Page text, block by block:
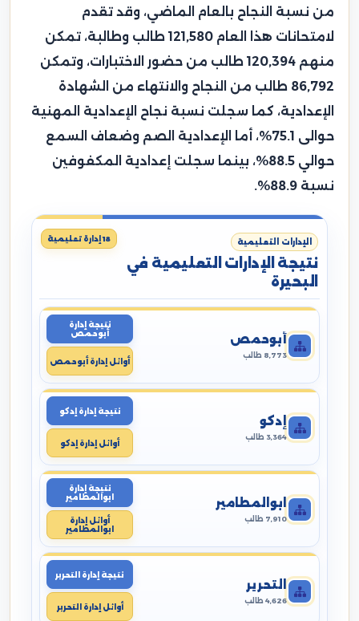
من نسبة النجاح بالعام الماضي، وقد تقدم
لامتحانات هذا العام 121,580 طالب وطالبة، تمكن
منهم 120,394 طالب من حضور الاختبارات، وتمكن
86,792 طالب من النجاح والانتهاء من الشهادة
الإعدادية، كما سجلت نسبة نجاح الإعدادية المهنية
حوالى 75.1%، أما الإعدادية الصم وضعاف السمع
حوالي 88.5%، بينما سجلت إعدادية المكفوفين
نسبة 88.9%.
الإدارات التعليمية
نتيجة الإدارات التعليمية في
البحيرة
18 إدارة تعليمية
أبوحمص
8,773 طالب
نتيجة إدارة
أبوحمص
أوائل إدارة أبوحمص
إدكو
3,364 طالب
نتيجة إدارة إدكو
أوائل إدارة إدكو
ابوالمطامير
7,910 طالب
نتيجة إدارة
ابوالمطامير
أوائل إدارة
ابوالمطامير
التحرير
4,626 طالب
نتيجة إدارة التحرير
أوائل إدارة التحرير